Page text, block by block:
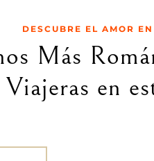
DESCUBRE EL AMOR
Más
Viajeras en